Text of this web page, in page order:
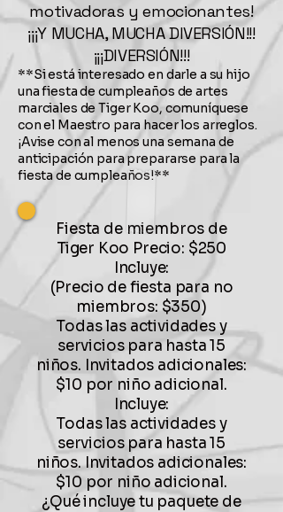
motivadoras y emocionantes!
¡¡¡Y MUCHA, MUCHA DIVERSIÓN!!!
¡¡¡DIVERSIÓN!!!
**Si está interesado en darle a su hijo
una fiesta de cumpleaños de artes
marciales de Tiger Koo, comuníquese
con el Maestro para hacer los arreglos.
¡Avise con al menos una semana de
anticipación para prepararse para la
fiesta de cumpleaños!**
Fiesta de miembros de
Tiger Koo Precio: $250
Incluye:
(Precio de fiesta para no
miembros: $350)
Todas las actividades y
servicios para hasta 15
niños. Invitados adicionales:
$10 por niño adicional.
Incluye:
Todas las actividades y
servicios para hasta 15
niños. Invitados adicionales:
$10 por niño adicional.
¿Qué incluye tu paquete de